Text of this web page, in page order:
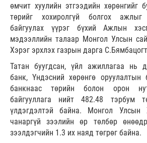
өмчит хуулийн этгээдийн хөрөнгийг
төрийг хохиролгүй болгох
байгуулах үүрэг бүхий Ажлын
мэдээллийн талаар Монгол Улсын
Хэрэг эрхлэх газрын дарга
Татан буугдсан, үйл ажиллагаа нь
банк, Үндэсний хөрөнгө оруулалтын
банкнаас төрийн болон орон
байгууллага нийт 482.48 тэрбум
үлдэгдэлтэй байна. Монгол Улсын
чанаргүй зээлийн өр төлбөр
зээлдэгчийн 1.3 их наяд төгрөг байна.